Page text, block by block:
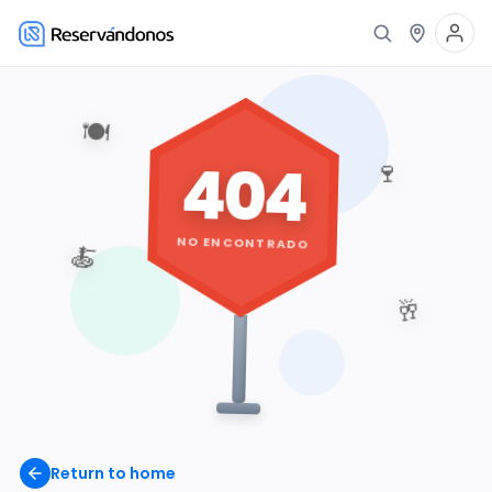
Return to home
🍽️
🍷
🥂
🍝
404
NO ENCONTRADO